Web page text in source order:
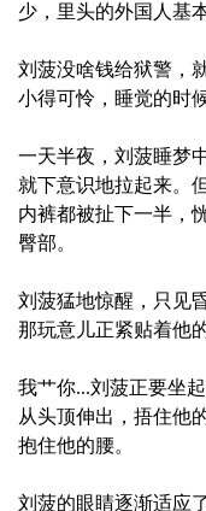
少，里头的外国人基
刘菠没啥钱给狱警，
小得可怜，睡觉的时
一天半夜，刘菠睡梦
就下意识地拉起来。
内裤都被扯下一半，
臀部。
刘菠猛地惊醒，只见
那玩意儿正紧贴着他
我艹你...刘菠正要坐
从头顶伸出，捂住他
抱住他的腰。
刘菠的眼睛逐渐适应